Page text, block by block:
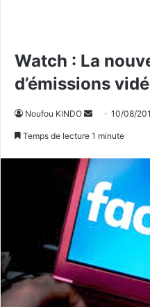
Watch : La
d’émissions
Noufou KINDO
o
y
e
c
10/08/
Temps de lecture 1 minute